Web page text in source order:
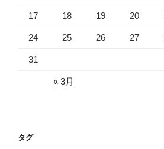
17 18 19 20
24 25 26 27
31
« 3月
タグ